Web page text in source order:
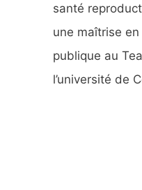
santé
une maîtrise
publique au
l’université de